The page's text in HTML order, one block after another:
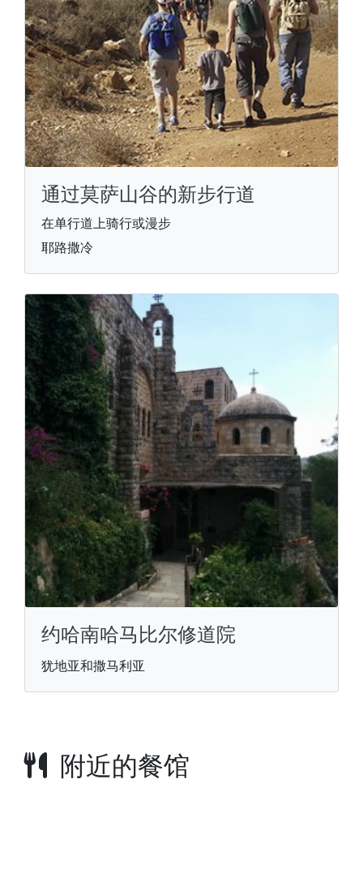
通过莫萨山谷的新步行道
在单行道上骑行或漫步
耶路撒冷
约哈南哈马比尔修道院
犹地亚和撒马利亚
附近的餐馆